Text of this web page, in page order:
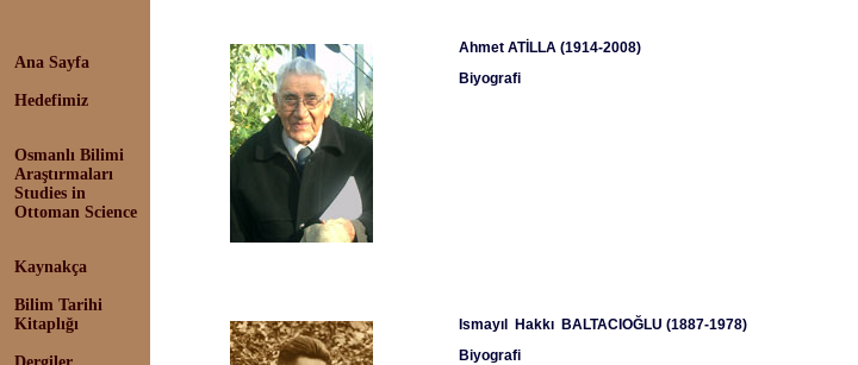
Ana Sayfa
Hedefimiz
Osmanlı Bilimi
Araştırmaları
Studies in
Ottoman Science
Kaynakça
Bilim Tarihi
Kitaplığı
Ahmet ATİLLA (1914-2008)
Biyografi
Ismayıl Hakkı BALTACIOĞLU (1887-1978)
Biyografi